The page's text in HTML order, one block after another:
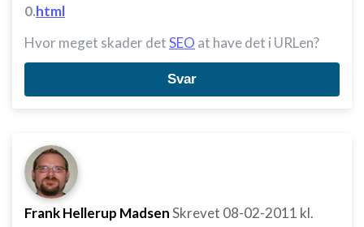
0.html
Hvor meget skader detSEO at have det i URLen?
Svar
Frank Hellerup MadsenSkrevet 08-02-2011 kl.